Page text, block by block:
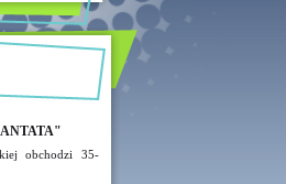
obchodzi 35-